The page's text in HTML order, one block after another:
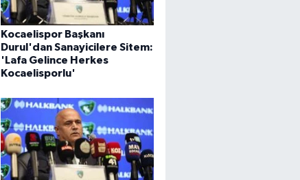
Kocaelispor Başkanı
Durul'dan Sanayicilere Sitem:
'Lafa Gelince Herkes
Kocaelisporlu'